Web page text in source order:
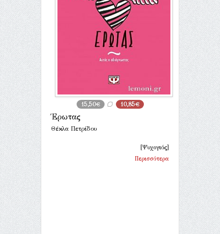
15,50€ 10,85€
Έρωτας
Θέκλα Πετρίδου
[Ψυχογιός]
Περισσότερα